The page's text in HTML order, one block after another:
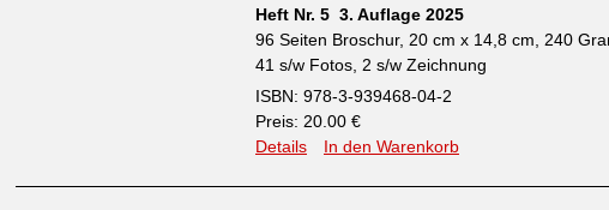
Heft Nr. 5 3. Auflage 2025
96 Seiten Broschur, 20 cm x 14,8 cm, 240
41 s/w Fotos, 2 s/w Zeichnung
ISBN: 978-3-939468-04-2
Preis: 20.00 €
Details
In den Warenkorb